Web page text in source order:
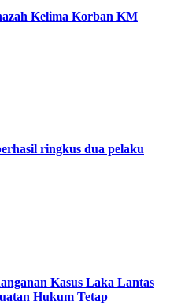
Kelima Korban KM
ringkus dua pelaku
Kasus Laka Lantas
Hukum Tetap